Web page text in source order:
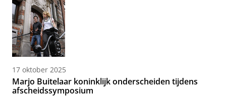
17 oktober 2025
Marjo Buitelaar koninklijk onderscheiden tijdens
afscheidssymposium